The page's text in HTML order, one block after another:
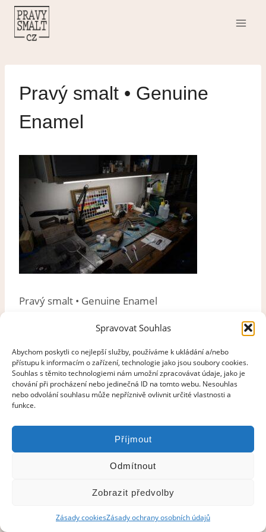
Spravovat Souhlas
Abychom poskytli co nejlepší služby, používáme k ukládání a/nebo
přístupu k informacím o zařízení, technologie jako jsou soubory cookies.
Souhlas s těmito technologiemi nám umožní zpracovávat údaje, jako je
chování při procházení nebo jedinečná ID na tomto webu. Nesouhlas
nebo odvolání souhlasu může nepříznivě ovlivnit určité vlastnosti a
funkce.
Příjmout
Odmítnout
Zobrazit předvolby
Zásady cookiesZásady ochrany osobních údajů
Přeskočit
obsah
Pravý smalt • Genuine
Enamel
Pravý smalt • Genuine Enamel
© 2021–2026 Pravý smalt